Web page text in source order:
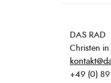
DAS RAD
Christen in
+49 (0)